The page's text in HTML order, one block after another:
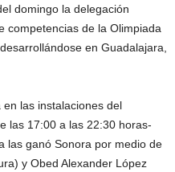
domingo la delegación
competencias de la Olimpiada
en Guadalajara,
las instalaciones del
las 17:00 a las 22:30 horas-
las ganó Sonora por medio de
y Obed Alexander López